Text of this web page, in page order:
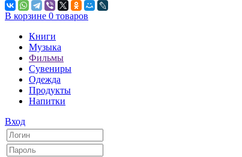
В корзине 0 товаров
Книги
Музыка
Фильмы
Сувениры
Одежда
Продукты
Напитки
Вход